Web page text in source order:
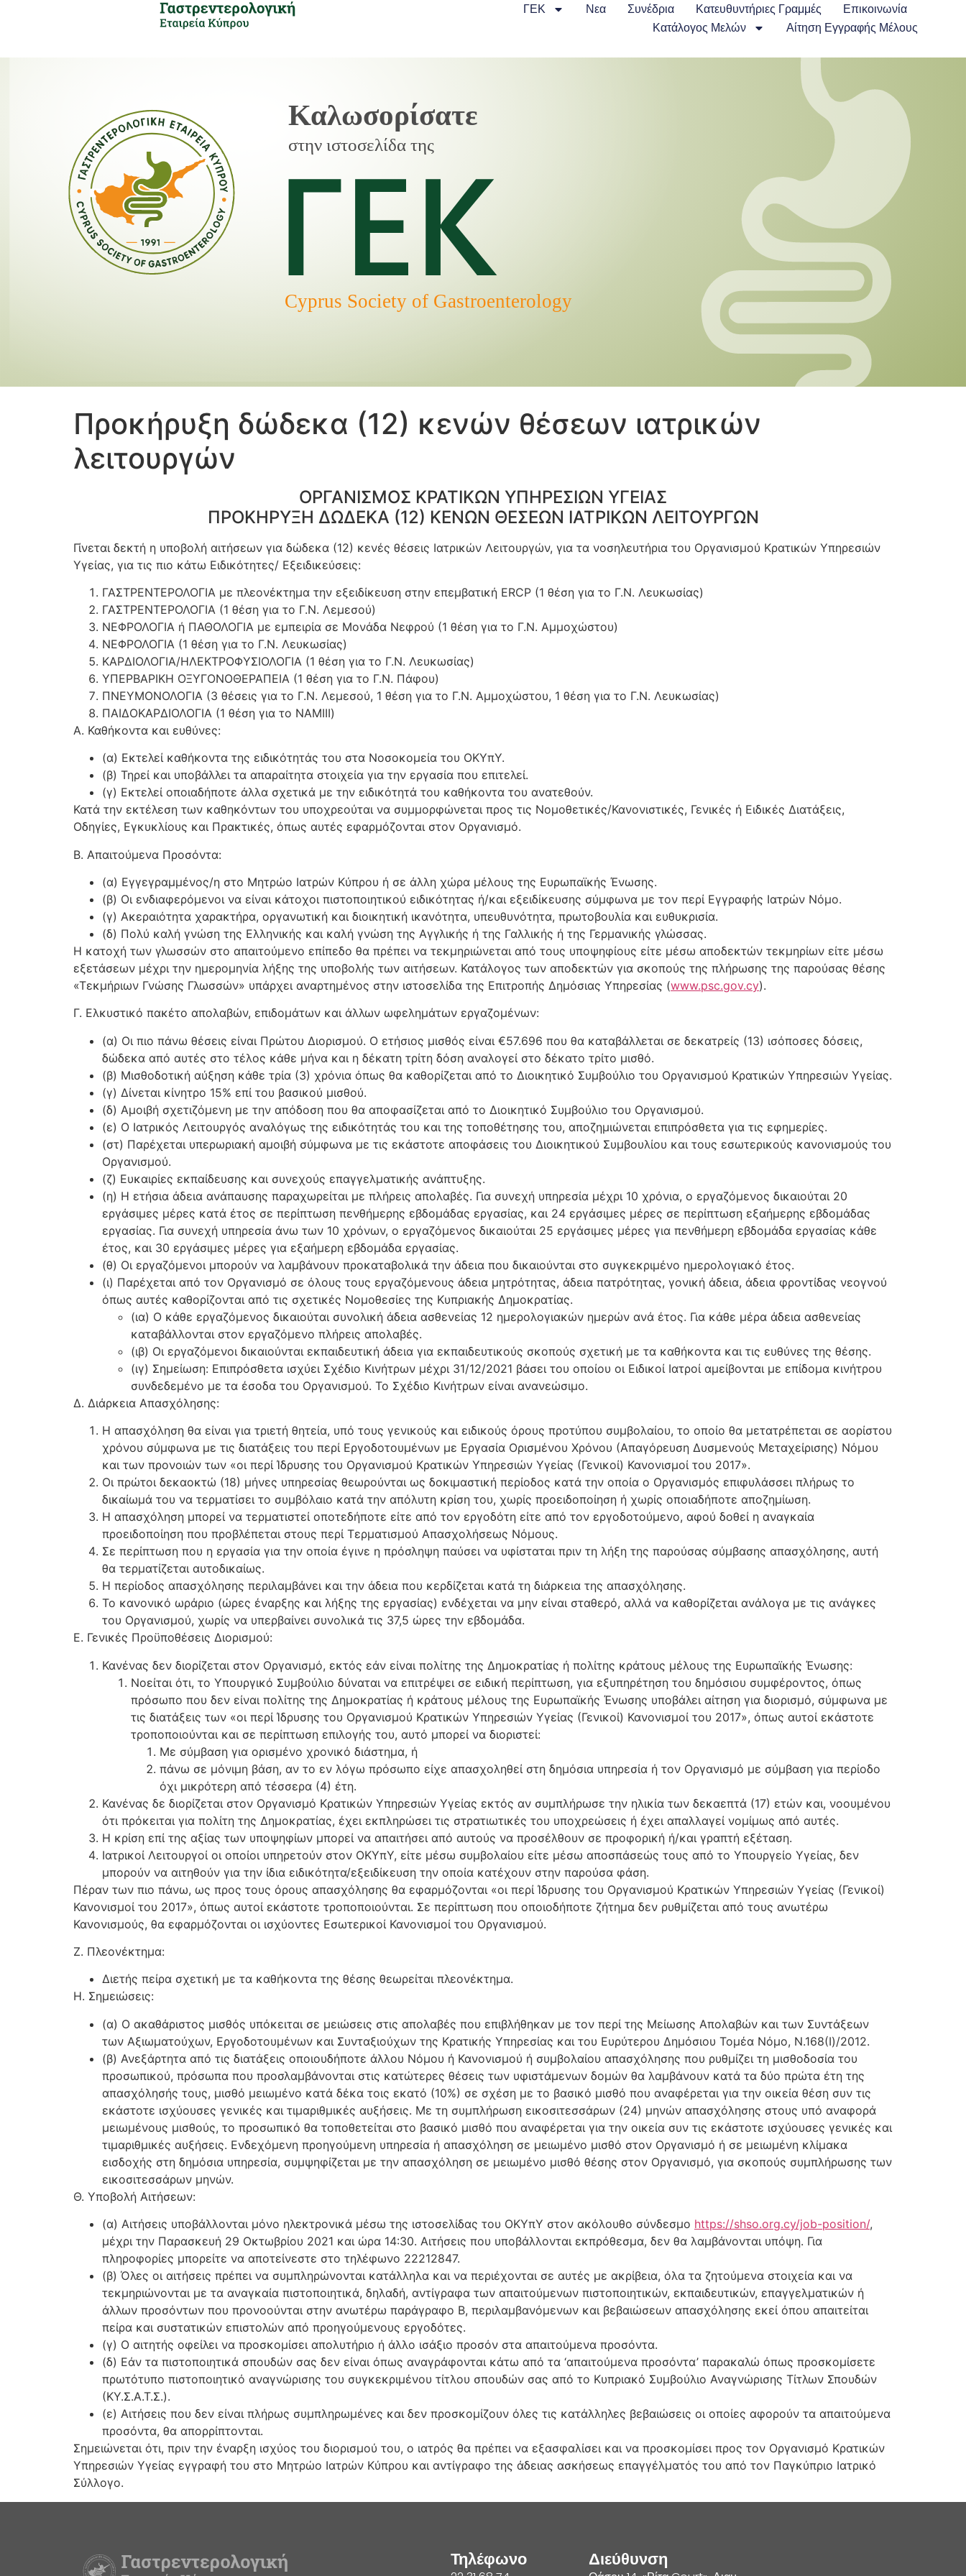
ΓΕΚ Νεα Συνέδρια Κατευθυντήριες Γραμμές
Επικοινωνία
Κατάλογος Μελών
Αίτηση Εγγραφής Μέλους
Προκήρυξη δώδεκα (12) κενών θέσεων ιατρικών
λειτουργών
ΟΡΓΑΝΙΣΜΟΣ ΚΡΑΤΙΚΩΝ ΥΠΗΡΕΣΙΩΝ ΥΓΕΙΑΣ
ΠΡΟΚΗΡΥΞΗ ΔΩΔΕΚΑ (12) ΚΕΝΩΝ ΘΕΣΕΩΝ ΙΑΤΡΙΚΩΝ ΛΕΙΤΟΥΡΓΩΝ
Γίνεται δεκτή η υποβολή αιτήσεων για δώδεκα (12) κενές θέσεις Ιατρικών Λειτουργών, για τα νοσηλευτήρια του Οργανισμού Κρατικών Υπηρεσιών
Υγείας, για τις πιο κάτω Ειδικότητες/ Εξειδικεύσεις:
ΓΑΣΤΡΕΝΤΕΡΟΛΟΓΙΑ με πλεονέκτημα την εξειδίκευση στην επεμβατική ERCP (1 θέση για το Γ.Ν. Λευκωσίας)
ΓΑΣΤΡΕΝΤΕΡΟΛΟΓΙΑ (1 θέση για το Γ.Ν. Λεμεσού)
ΝΕΦΡΟΛΟΓΙΑ ή ΠΑΘΟΛΟΓΙΑ με εμπειρία σε Μονάδα Νεφρού (1 θέση για το Γ.Ν. Αμμοχώστου)
ΝΕΦΡΟΛΟΓΙΑ (1 θέση για το Γ.Ν. Λευκωσίας)
ΚΑΡΔΙΟΛΟΓΙΑ/ΗΛΕΚΤΡΟΦΥΣΙΟΛΟΓΙΑ (1 θέση για το Γ.Ν. Λευκωσίας)
ΥΠΕΡΒΑΡΙΚΗ ΟΞΥΓΟΝΟΘΕΡΑΠΕΙΑ (1 θέση για το Γ.Ν. Πάφου)
ΠΝΕΥΜΟΝΟΛΟΓΙΑ (3 θέσεις για το Γ.Ν. Λεμεσού, 1 θέση για το Γ.Ν. Αμμοχώστου, 1 θέση για το Γ.Ν. Λευκωσίας)
ΠΑΙΔΟΚΑΡΔΙΟΛΟΓΙΑ (1 θέση για το ΝΑΜΙΙΙ)
Α. Καθήκοντα και ευθύνες:
(α) Εκτελεί καθήκοντα της ειδικότητάς του στα Νοσοκομεία του ΟΚΥπΥ.
(β) Τηρεί και υποβάλλει τα απαραίτητα στοιχεία για την εργασία που επιτελεί.
(γ) Εκτελεί οποιαδήποτε άλλα σχετικά με την ειδικότητά του καθήκοντα του ανατεθούν.
Κατά την εκτέλεση των καθηκόντων του υποχρεούται να συμμορφώνεται προς τις Νομοθετικές/Κανονιστικές, Γενικές ή Ειδικές Διατάξεις,
Οδηγίες, Εγκυκλίους και Πρακτικές, όπως αυτές εφαρμόζονται στον Οργανισμό.
Β. Απαιτούμενα Προσόντα:
(α) Εγγεγραμμένος/η στο Μητρώο Ιατρών Κύπρου ή σε άλλη χώρα μέλους της Ευρωπαϊκής Ένωσης.
(β) Οι ενδιαφερόμενοι να είναι κάτοχοι πιστοποιητικού ειδικότητας ή/και εξειδίκευσης σύμφωνα με τον περί Εγγραφής Ιατρών Νόμο.
(γ) Ακεραιότητα χαρακτήρα, οργανωτική και διοικητική ικανότητα, υπευθυνότητα, πρωτοβουλία και ευθυκρισία.
(δ) Πολύ καλή γνώση της Ελληνικής και καλή γνώση της Αγγλικής ή της Γαλλικής ή της Γερμανικής γλώσσας.
Η κατοχή των γλωσσών στο απαιτούμενο επίπεδο θα πρέπει να τεκμηριώνεται από τους υποψηφίους είτε μέσω αποδεκτών τεκμηρίων είτε μέσω
εξετάσεων μέχρι την ημερομηνία λήξης της υποβολής των αιτήσεων. Κατάλογος των αποδεκτών για σκοπούς της πλήρωσης της παρούσας θέσης
«Τεκμήριων Γνώσης Γλωσσών» υπάρχει αναρτημένος στην ιστοσελίδα της Επιτροπής Δημόσιας Υπηρεσίας (www.psc.gov.cy).
Γ. Ελκυστικό πακέτο απολαβών, επιδομάτων και άλλων ωφελημάτων εργαζομένων:
(α) Οι πιο πάνω θέσεις είναι Πρώτου Διορισμού. Ο ετήσιος μισθός είναι €57.696 που θα καταβάλλεται σε δεκατρείς (13) ισόποσες δόσεις,
δώδεκα από αυτές στο τέλος κάθε μήνα και η δέκατη τρίτη δόση αναλογεί στο δέκατο τρίτο μισθό.
(β) Μισθοδοτική αύξηση κάθε τρία (3) χρόνια όπως θα καθορίζεται από το Διοικητικό Συμβούλιο του Οργανισμού Κρατικών Υπηρεσιών Υγείας.
(γ) Δίνεται κίνητρο 15% επί του βασικού μισθού.
(δ) Αμοιβή σχετιζόμενη με την απόδοση που θα αποφασίζεται από το Διοικητικό Συμβούλιο του Οργανισμού.
(ε) Ο Ιατρικός Λειτουργός αναλόγως της ειδικότητάς του και της τοποθέτησης του, αποζημιώνεται επιπρόσθετα για τις εφημερίες.
(στ) Παρέχεται υπερωριακή αμοιβή σύμφωνα με τις εκάστοτε αποφάσεις του Διοικητικού Συμβουλίου και τους εσωτερικούς κανονισμούς του
Οργανισμού.
(ζ) Ευκαιρίες εκπαίδευσης και συνεχούς επαγγελματικής ανάπτυξης.
(η) Η ετήσια άδεια ανάπαυσης παραχωρείται με πλήρεις απολαβές. Για συνεχή υπηρεσία μέχρι 10 χρόνια, ο εργαζόμενος δικαιούται 20
εργάσιμες μέρες κατά έτος σε περίπτωση πενθήμερης εβδομάδας εργασίας, και 24 εργάσιμες μέρες σε περίπτωση εξαήμερης εβδομάδας
εργασίας. Για συνεχή υπηρεσία άνω των 10 χρόνων, ο εργαζόμενος δικαιούται 25 εργάσιμες μέρες για πενθήμερη εβδομάδα εργασίας κάθε
έτος, και 30 εργάσιμες μέρες για εξαήμερη εβδομάδα εργασίας.
(θ) Οι εργαζόμενοι μπορούν να λαμβάνουν προκαταβολικά την άδεια που δικαιούνται στο συγκεκριμένο ημερολογιακό έτος.
(ι) Παρέχεται από τον Οργανισμό σε όλους τους εργαζόμενους άδεια μητρότητας, άδεια πατρότητας, γονική άδεια, άδεια φροντίδας νεογνού
όπως αυτές καθορίζονται από τις σχετικές Νομοθεσίες της Κυπριακής Δημοκρατίας.
(ια) Ο κάθε εργαζόμενος δικαιούται συνολική άδεια ασθενείας 12 ημερολογιακών ημερών ανά έτος. Για κάθε μέρα άδεια ασθενείας
καταβάλλονται στον εργαζόμενο πλήρεις απολαβές.
(ιβ) Οι εργαζόμενοι δικαιούνται εκπαιδευτική άδεια για εκπαιδευτικούς σκοπούς σχετική με τα καθήκοντα και τις ευθύνες της θέσης.
(ιγ) Σημείωση: Επιπρόσθετα ισχύει Σχέδιο Κινήτρων μέχρι 31/12/2021 βάσει του οποίου οι Ειδικοί Ιατροί αμείβονται με επίδομα κινήτρου
συνδεδεμένο με τα έσοδα του Οργανισμού. Το Σχέδιο Κινήτρων είναι ανανεώσιμο.
Δ. Διάρκεια Απασχόλησης:
Η απασχόληση θα είναι για τριετή θητεία, υπό τους γενικούς και ειδικούς όρους προτύπου συμβολαίου, το οποίο θα μετατρέπεται σε αορίστου
χρόνου σύμφωνα με τις διατάξεις του περί Εργοδοτουμένων με Εργασία Ορισμένου Χρόνου (Απαγόρευση Δυσμενούς Μεταχείρισης) Νόμου
και των προνοιών των «οι περί Ίδρυσης του Οργανισμού Κρατικών Υπηρεσιών Υγείας (Γενικοί) Κανονισμοί του 2017».
Οι πρώτοι δεκαοκτώ (18) μήνες υπηρεσίας θεωρούνται ως δοκιμαστική περίοδος κατά την οποία ο Οργανισμός επιφυλάσσει πλήρως το
δικαίωμά του να τερματίσει το συμβόλαιο κατά την απόλυτη κρίση του, χωρίς προειδοποίηση ή χωρίς οποιαδήποτε αποζημίωση.
Η απασχόληση μπορεί να τερματιστεί οποτεδήποτε είτε από τον εργοδότη είτε από τον εργοδοτούμενο, αφού δοθεί η αναγκαία
προειδοποίηση που προβλέπεται στους περί Τερματισμού Απασχολήσεως Νόμους.
Σε περίπτωση που η εργασία για την οποία έγινε η πρόσληψη παύσει να υφίσταται πριν τη λήξη της παρούσας σύμβασης απασχόλησης, αυτή
θα τερματίζεται αυτοδικαίως.
Η περίοδος απασχόλησης περιλαμβάνει και την άδεια που κερδίζεται κατά τη διάρκεια της απασχόλησης.
Το κανονικό ωράριο (ώρες έναρξης και λήξης της εργασίας) ενδέχεται να μην είναι σταθερό, αλλά να καθορίζεται ανάλογα με τις ανάγκες
του Οργανισμού, χωρίς να υπερβαίνει συνολικά τις 37,5 ώρες την εβδομάδα.
Ε. Γενικές Προϋποθέσεις Διορισμού:
Κανένας δεν διορίζεται στον Οργανισμό, εκτός εάν είναι πολίτης της Δημοκρατίας ή πολίτης κράτους μέλους της Ευρωπαϊκής Ένωσης:
Νοείται ότι, το Υπουργικό Συμβούλιο δύναται να επιτρέψει σε ειδική περίπτωση, για εξυπηρέτηση του δημόσιου συμφέροντος, όπως
πρόσωπο που δεν είναι πολίτης της Δημοκρατίας ή κράτους μέλους της Ευρωπαϊκής Ένωσης υποβάλει αίτηση για διορισμό, σύμφωνα με
τις διατάξεις των «οι περί Ίδρυσης του Οργανισμού Κρατικών Υπηρεσιών Υγείας (Γενικοί) Κανονισμοί του 2017», όπως αυτοί εκάστοτε
τροποποιούνται και σε περίπτωση επιλογής του, αυτό μπορεί να διοριστεί:
Με σύμβαση για ορισμένο χρονικό διάστημα, ή
πάνω σε μόνιμη βάση, αν το εν λόγω πρόσωπο είχε απασχοληθεί στη δημόσια υπηρεσία ή τον Οργανισμό με σύμβαση για περίοδο
όχι μικρότερη από τέσσερα (4) έτη.
Κανένας δε διορίζεται στον Οργανισμό Κρατικών Υπηρεσιών Υγείας εκτός αν συμπλήρωσε την ηλικία των δεκαεπτά (17) ετών και, νοουμένου
ότι πρόκειται για πολίτη της Δημοκρατίας, έχει εκπληρώσει τις στρατιωτικές του υποχρεώσεις ή έχει απαλλαγεί νομίμως από αυτές.
Η κρίση επί της αξίας των υποψηφίων μπορεί να απαιτήσει από αυτούς να προσέλθουν σε προφορική ή/και γραπτή εξέταση.
Ιατρικοί Λειτουργοί οι οποίοι υπηρετούν στον ΟΚΥπΥ, είτε μέσω συμβολαίου είτε μέσω αποσπάσεώς τους από το Υπουργείο Υγείας, δεν
μπορούν να αιτηθούν για την ίδια ειδικότητα/εξειδίκευση την οποία κατέχουν στην παρούσα φάση.
Πέραν των πιο πάνω, ως προς τους όρους απασχόλησης θα εφαρμόζονται «οι περί Ίδρυσης του Οργανισμού Κρατικών Υπηρεσιών Υγείας (Γενικοί)
Κανονισμοί του 2017», όπως αυτοί εκάστοτε τροποποιούνται. Σε περίπτωση που οποιοδήποτε ζήτημα δεν ρυθμίζεται από τους ανωτέρω
Κανονισμούς, θα εφαρμόζονται οι ισχύοντες Εσωτερικοί Κανονισμοί του Οργανισμού.
Ζ. Πλεονέκτημα:
Διετής πείρα σχετική με τα καθήκοντα της θέσης θεωρείται πλεονέκτημα.
Η. Σημειώσεις:
(α) Ο ακαθάριστος μισθός υπόκειται σε μειώσεις στις απολαβές που επιβλήθηκαν με τον περί της Μείωσης Απολαβών και των Συντάξεων
των Αξιωματούχων, Εργοδοτουμένων και Συνταξιούχων της Κρατικής Υπηρεσίας και του Ευρύτερου Δημόσιου Τομέα Νόμο, Ν.168(Ι)/2012.
(β) Ανεξάρτητα από τις διατάξεις οποιουδήποτε άλλου Νόμου ή Κανονισμού ή συμβολαίου απασχόλησης που ρυθμίζει τη μισθοδοσία του
προσωπικού, πρόσωπα που προσλαμβάνονται στις κατώτερες θέσεις των υφιστάμενων δομών θα λαμβάνουν κατά τα δύο πρώτα έτη της
απασχόλησής τους, μισθό μειωμένο κατά δέκα τοις εκατό (10%) σε σχέση με το βασικό μισθό που αναφέρεται για την οικεία θέση συν τις
εκάστοτε ισχύουσες γενικές και τιμαριθμικές αυξήσεις. Με τη συμπλήρωση εικοσιτεσσάρων (24) μηνών απασχόλησης στους υπό αναφορά
μειωμένους μισθούς, το προσωπικό θα τοποθετείται στο βασικό μισθό που αναφέρεται για την οικεία συν τις εκάστοτε ισχύουσες γενικές και
τιμαριθμικές αυξήσεις. Ενδεχόμενη προηγούμενη υπηρεσία ή απασχόληση σε μειωμένο μισθό στον Οργανισμό ή σε μειωμένη κλίμακα
εισδοχής στη δημόσια υπηρεσία, συμψηφίζεται με την απασχόληση σε μειωμένο μισθό θέσης στον Οργανισμό, για σκοπούς συμπλήρωσης των
εικοσιτεσσάρων μηνών.
Θ. Υποβολή Αιτήσεων:
(α) Αιτήσεις υποβάλλονται μόνο ηλεκτρονικά μέσω της ιστοσελίδας του ΟΚΥπΥ στον ακόλουθο σύνδεσμο https://shso.org.cy/job-position/,
μέχρι την Παρασκευή 29 Οκτωβρίου 2021 και ώρα 14:30. Αιτήσεις που υποβάλλονται εκπρόθεσμα, δεν θα λαμβάνονται υπόψη. Για
πληροφορίες μπορείτε να αποτείνεστε στο τηλέφωνο 22212847.
(β) Όλες οι αιτήσεις πρέπει να συμπληρώνονται κατάλληλα και να περιέχονται σε αυτές με ακρίβεια, όλα τα ζητούμενα στοιχεία και να
τεκμηριώνονται με τα αναγκαία πιστοποιητικά, δηλαδή, αντίγραφα των απαιτούμενων πιστοποιητικών, εκπαιδευτικών, επαγγελματικών ή
άλλων προσόντων που προνοούνται στην ανωτέρω παράγραφο Β, περιλαμβανόμενων και βεβαιώσεων απασχόλησης εκεί όπου απαιτείται
πείρα και συστατικών επιστολών από προηγούμενους εργοδότες.
(γ) Ο αιτητής οφείλει να προσκομίσει απολυτήριο ή άλλο ισάξιο προσόν στα απαιτούμενα προσόντα.
(δ) Εάν τα πιστοποιητικά σπουδών σας δεν είναι όπως αναγράφονται κάτω από τα ‘απαιτούμενα προσόντα’ παρακαλώ όπως προσκομίσετε
πρωτότυπο πιστοποιητικό αναγνώρισης του συγκεκριμένου τίτλου σπουδών σας από το Κυπριακό Συμβούλιο Αναγνώρισης Τίτλων Σπουδών
(ΚΥ.Σ.Α.Τ.Σ.).
(ε) Αιτήσεις που δεν είναι πλήρως συμπληρωμένες και δεν προσκομίζουν όλες τις κατάλληλες βεβαιώσεις οι οποίες αφορούν τα απαιτούμενα
προσόντα, θα απορρίπτονται.
Σημειώνεται ότι, πριν την έναρξη ισχύος του διορισμού του, ο ιατρός θα πρέπει να εξασφαλίσει και να προσκομίσει προς τον Οργανισμό Κρατικών
Υπηρεσιών Υγείας εγγραφή του στο Μητρώο Ιατρών Κύπρου και αντίγραφο της άδειας ασκήσεως επαγγέλματός του από τον Παγκύπριο Ιατρικό
Σύλλογο.
Τηλέφωνο Διεύθυνση